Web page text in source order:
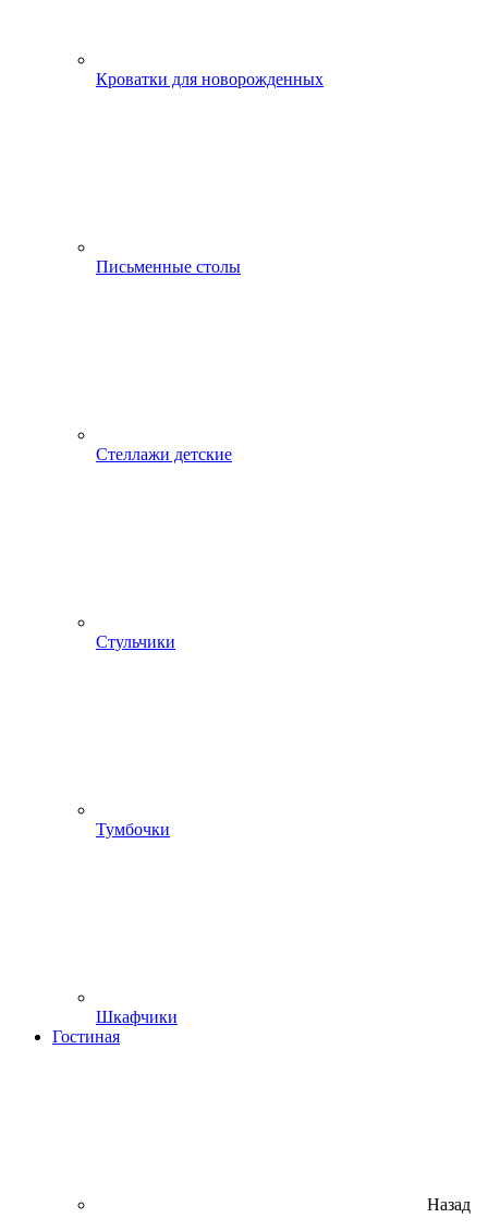
Кроватки для новорожденных
Письменные столы
Стеллажи детские
Стульчики
Тумбочки
Шкафчики
Гостиная
Назад